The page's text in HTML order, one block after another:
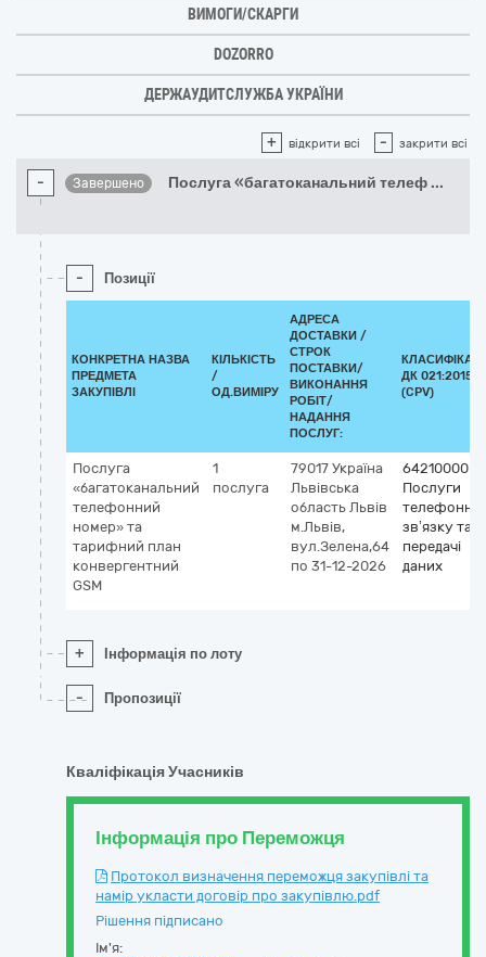
ВИМОГИ/СКАРГИ
DOZORRO
ДЕРЖАУДИТСЛУЖБА УКРАЇНИ
+ відкрити всі - закрити всі
- Завершено Послуга «багатоканальний телеф ...
- Позиції
КОНКРЕТНА НАЗВА
ПРЕДМЕТА
ЗАКУПІВЛІ
КІЛЬКІСТЬ
/
ОД.ВИМІРУ
АДРЕСА
ДОСТАВКИ /
СТРОК
ПОСТАВКИ/
ВИКОНАННЯ
РОБІТ/
НАДАННЯ
ПОСЛУГ:
ДК 021:2015
(CPV)
Послуга
«багатоканальний
телефонний
номер» та
тарифний план
конвергентний
GSM
1
послуга
79017 Україна
Львівська
область Львів
м.Львів,
вул.Зелена,64
по 31-12-2026
64210000-1
Послуги
зв’язку та
передачі
даних
+ Інформація по лоту
- Пропозиції
Кваліфікація Учасників
Інформація про Переможця
Протокол визначення переможця закупівлі та
намір укласти договір про закупівлю.pdf
Рішення підписано
Ім'я: